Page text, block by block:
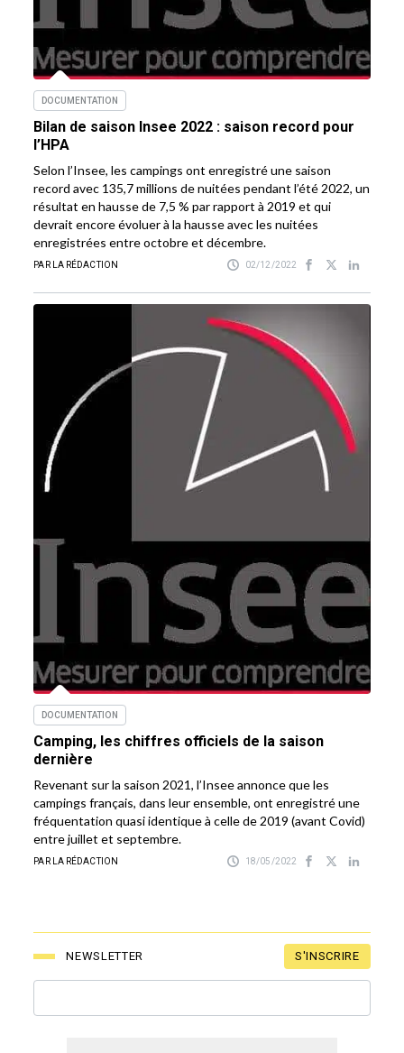
DOCUMENTATION
Bilan de saison Insee 2022 : saison record pour
l’HPA
Selon l’Insee, les campings ont enregistré une saison
record avec 135,7 millions de nuitées pendant l’été 2022, un
résultat en hausse de 7,5 % par rapport à 2019 et qui
devrait encore évoluer à la hausse avec les nuitées
enregistrées entre octobre et décembre.
PAR LA RÉDACTION 02/12/2022
DOCUMENTATION
Camping, les chiffres officiels de la saison
dernière
Revenant sur la saison 2021, l’Insee annonce que les
campings français, dans leur ensemble, ont enregistré une
fréquentation quasi identique à celle de 2019 (avant Covid)
entre juillet et septembre.
PAR LA RÉDACTION 18/05/2022
NEWSLETTER S'INSCRIRE